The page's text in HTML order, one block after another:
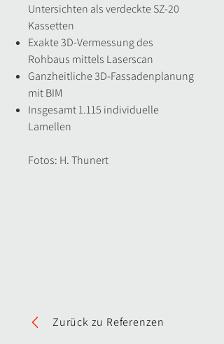
Untersichten als verdeckte SZ-20
Kassetten
Exakte 3D-Vermessung des
Rohbaus mittels Laserscan
Ganzheitliche 3D-Fassadenplanung
mit BIM
Insgesamt 1.115 individuelle
Lamellen
Fotos: H. Thunert
Zurück zu Referenzen